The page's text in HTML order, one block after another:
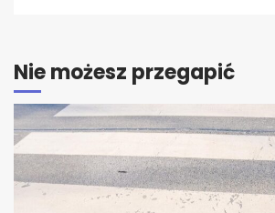
Nie możesz przegapić